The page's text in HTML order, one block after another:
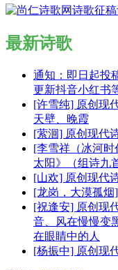
最新诗歌
通知：即日起投
更新抖音小红书
[许雪纯] 原创现
天壁、晚霞
[萦洄] 原创现代
[李雪祥（冰河
太阳》（组诗九
[山欢] 原创现代
[龙岗，大漠孤
[祝逢安] 原创现
音、风在慢慢变
在眼睛中的人
[杨振中] 原创现